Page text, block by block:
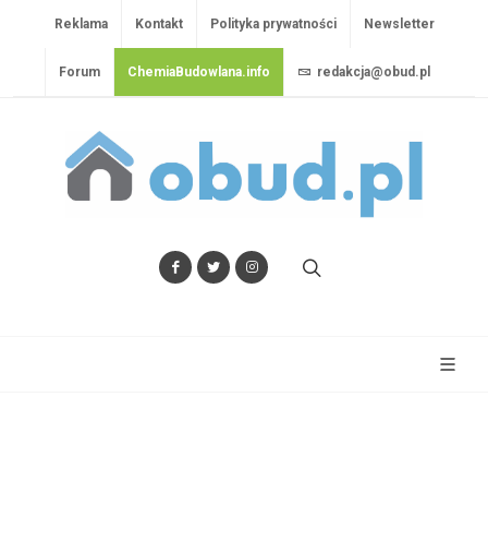
Reklama Kontakt Polityka prywatności Newsletter
Forum ChemiaBudowlana.info redakcja@obud.pl